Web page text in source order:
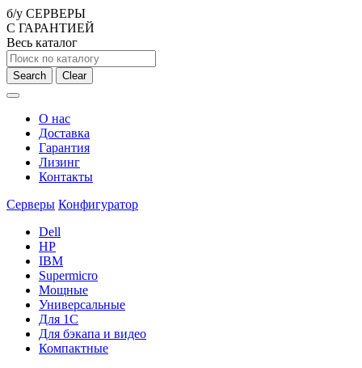
б/у СЕРВЕРЫ
С ГАРАНТИЕЙ
Весь каталог
Search Clear
О нас
Доставка
Гарантия
Лизинг
Контакты
Серверы Конфигуратор
Dell
HP
IBM
Supermicro
Мощные
Универсальные
Для 1С
Для бэкапа и видео
Компактные